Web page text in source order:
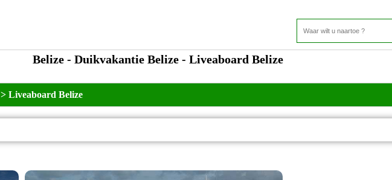
Belize - Duikvakantie Belize - Liveaboard Belize
>Liveaboard Belize